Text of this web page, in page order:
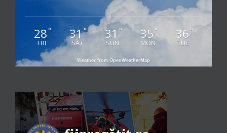
28°
FRI
31°
SAT
31°
SUN
35 °
MON
36 °
TUE
Weather from OpenWeatherMap